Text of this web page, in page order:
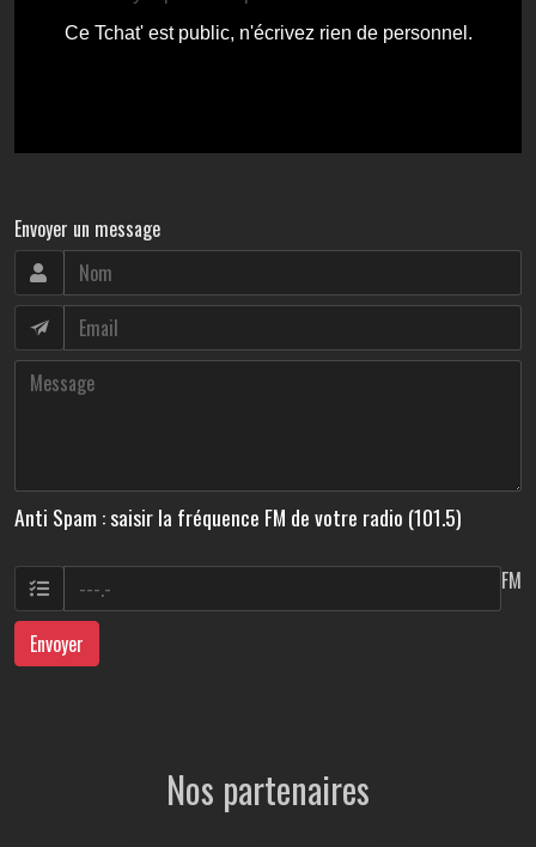
Envoyer un message
Anti Spam : saisir la fréquence FM de votre radio (101.5)
FM
Envoyer
Nos partenaires